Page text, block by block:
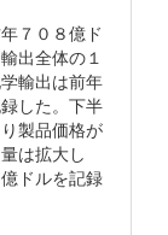
７０８億ド
出全体の１
輸出は前年
した。下半
製品価格が
は拡大し
ドルを記録